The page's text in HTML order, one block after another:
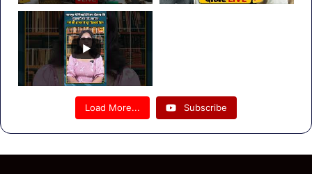
Load More... Subscribe